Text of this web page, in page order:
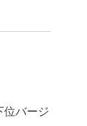
位バージ